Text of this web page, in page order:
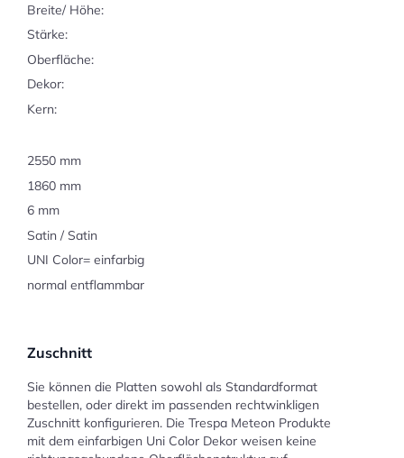
Breite/ Höhe:
Stärke:
Oberfläche:
Dekor:
Kern:
2550 mm
1860 mm
6 mm
Satin / Satin
UNI Color= einfarbig
normal entflammbar
Zuschnitt
Sie können die Platten sowohl als Standardformat
bestellen, oder direkt im passenden rechtwinkligen
Zuschnitt konfigurieren. Die Trespa Meteon Produkte
mit dem einfarbigen Uni Color Dekor weisen keine